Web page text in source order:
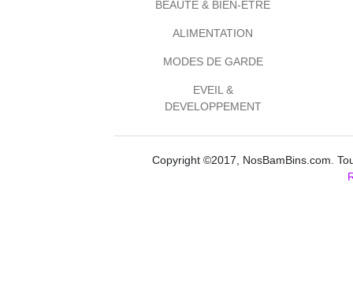
BEAUTE & BIEN-ETRE
ALIMENTATION
MODES DE GARDE
EVEIL &
DEVELOPPEMENT
Copyright ©2017, NosBamBins.com.